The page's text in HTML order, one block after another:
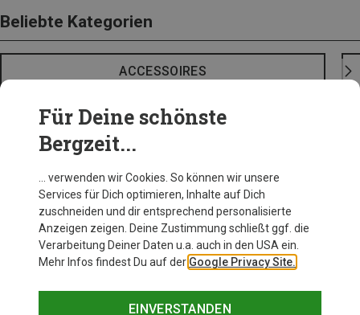
Beliebte Kategorien
ACCESSOIRES
Für Deine schönste
Bergzeit...
… verwenden wir Cookies. So können wir unsere
Services für Dich optimieren, Inhalte auf Dich
zuschneiden und dir entsprechend personalisierte
Anzeigen zeigen. Deine Zustimmung schließt ggf. die
Verarbeitung Deiner Daten u.a. auch in den USA ein.
Mehr Infos findest Du auf der Google Privacy Site.
EINVERSTANDEN